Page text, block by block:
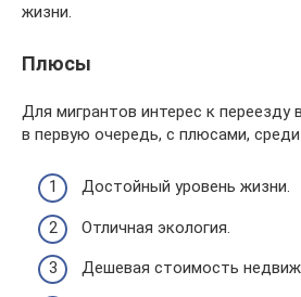
жизни.
Плюсы
Для мигрантов интерес к переезду
в первую очередь, с плюсами,
Достойный уровень жизни.
Отличная экология.
Дешевая стоимость